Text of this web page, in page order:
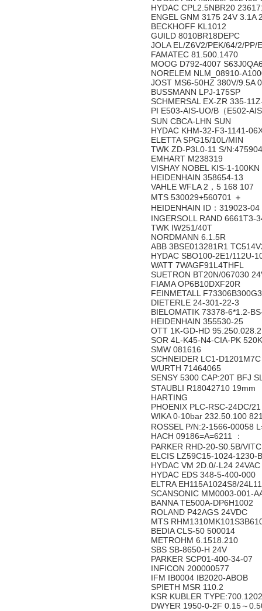
HYDAC CPL2.5NBR20
ENGEL GNM 3175 24V 3.1A
BECKHOFF KL1012
GUILD 8010BR18DEPC
JOLA EL/Z6V2/PEK/64/2/
FAMATEC 81.500.1470
MOOG D792-4007
NORELEM NLM_08910-
JOST MS6-50HZ 380V/9.5A
BUSSMANN LPJ-175SP
SCHMERSAL EX-ZR 335-
PI E503-AIS-UO/B（E502-
SUN CBCA-LHN SUN
HYDAC KHM-32-F3-1141-
ELETTA SPG15/10L/MIN
TWK ZD-P3L0-11 S/
EMHART M238319
VISHAY NOBEL KIS-1-100KN
HEIDENHAIN 358654-13
VAHLE WFLA 2，5 168 107
MTS 530029+560701 ＋
HEIDENHAIN ID：319023-04
INGERSOLL RAND 6661T3-
TWK IW251/40T
NORDMANN 6.1.5R
ABB 3BSE013281R1
HYDAC SBO100-2E1/112U-
WATT 7WAGF91L4THFL
SUETRON BT20N/067030
FIAMA OP6B10DXF20R
FEINMETALL
DIETERLE 24-301-22-3
BIELOMATIK 73378-6*1.2-
HEIDENHAIN 355530-25
OTT 1K-GD-HD
SOR 4L-K45-N4-CIA-PK
SMW 081616
SCHNEIDER LC1-
WURTH 71464065
SENSY 5300 CAP:20T BFJ
STAUBLI R18042710 19mm
HARTING
PHOENIX PLC-RSC-24DC/
WIKA 0-10bar 232.50.100
ROSSEL P/N:2-1566-00058
HACH 09186=A=6211 ：
PARKER RHD-20-S0.5B/
ELCIS LZ59C15-1024-1230-
HYDAC VM 2D.0/-L24
HYDAC EDS 348-5-400-000
ELTRA EH115A1024S8/
SCANSONIC MM0003-001-
BANNA TE500A-DP6H1002
ROLAND P42AGS 24VDC
MTS
BEDIA CLS-50 500014
METROHM 6.1518.210
SBS SB-8650-H 24V
PARKER SCP01-400-34-07
INFICON 200000577
IFM IB0004 IB2020-ABOB
SPIETH MSR 110.2
KSR KUBLER
DWYER 1950-0-2F 0.15～